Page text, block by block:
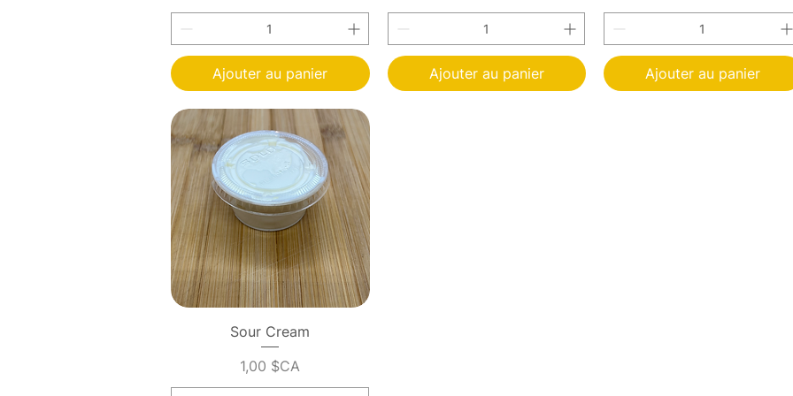
Ajouter au panier Ajouter au panier Ajouter au panier
Aperçu rapide
Sour Cream
Prix
1,00 $CA